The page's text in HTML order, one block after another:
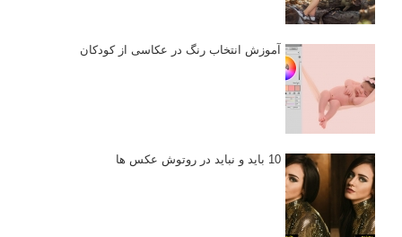
آموزش انتخاب رنگ در عکاسی از کودکان
10 باید و نباید در روتوش عکس ها